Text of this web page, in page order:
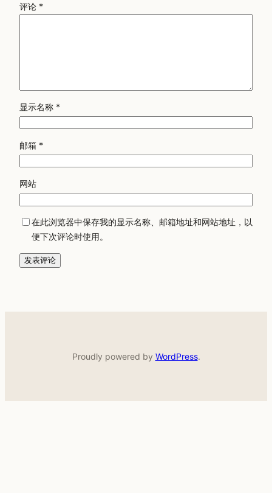
评论 *
显示名称 *
邮箱 *
网站
在此浏览器中保存我的显示名称、邮箱地址和网站地址，以
便下次评论时使用。
Proudly powered by WordPress.